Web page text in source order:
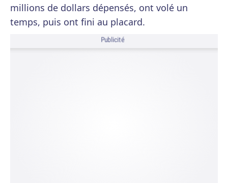
millions de dollars dépensés, ont volé un
temps, puis ont fini au placard.
Publicité